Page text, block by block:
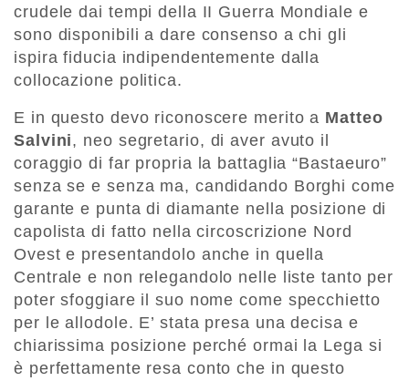
crudele dai tempi della II Guerra Mondiale e
sono disponibili a dare consenso a chi gli
ispira fiducia indipendentemente dalla
collocazione politica.
E in questo devo riconoscere merito a Matteo
Salvini, neo segretario, di aver avuto il
coraggio di far propria la battaglia “Bastaeuro”
senza se e senza ma, candidando Borghi come
garante e punta di diamante nella posizione di
capolista di fatto nella circoscrizione Nord
Ovest e presentandolo anche in quella
Centrale e non relegandolo nelle liste tanto per
poter sfoggiare il suo nome come specchietto
per le allodole. E’ stata presa una decisa e
chiarissima posizione perché ormai la Lega si
è perfettamente resa conto che in questo